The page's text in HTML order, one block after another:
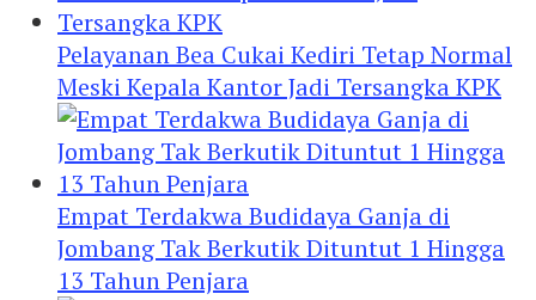
Pelayanan Bea Cukai Kediri Tetap Normal
Meski Kepala Kantor Jadi Tersangka KPK
Empat Terdakwa Budidaya Ganja di
Jombang Tak Berkutik Dituntut 1 Hingga
13 Tahun Penjara